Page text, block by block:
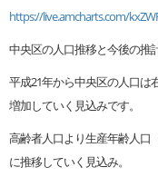
https://live.amcharts.com/
中央区の人口推移と今後の推
平成21年から中央区の人口は
増加していく見込みです。
高齢者人口より生産年齢人口
に推移していく見込み。